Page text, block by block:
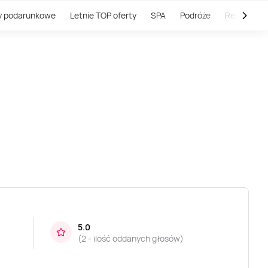
podarunkowe Letnie TOP oferty SPA Podróże
5.0
(2 - ilość oddanych głosów)